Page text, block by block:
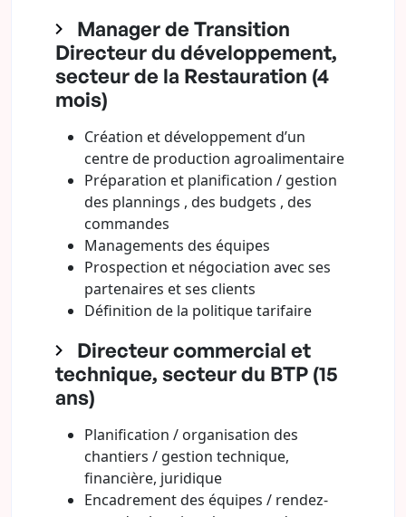
Manager de Transition
Directeur du développement,
secteur de la Restauration (4
mois)
Création et développement d’un
centre de production agroalimentaire
Préparation et planification / gestion
des plannings , des budgets , des
commandes
Managements des équipes
Prospection et négociation avec ses
partenaires et ses clients
Définition de la politique tarifaire
Directeur commercial et
technique, secteur du BTP (15
ans)
Planification / organisation des
chantiers / gestion technique,
financière, juridique
Encadrement des équipes / rendez-